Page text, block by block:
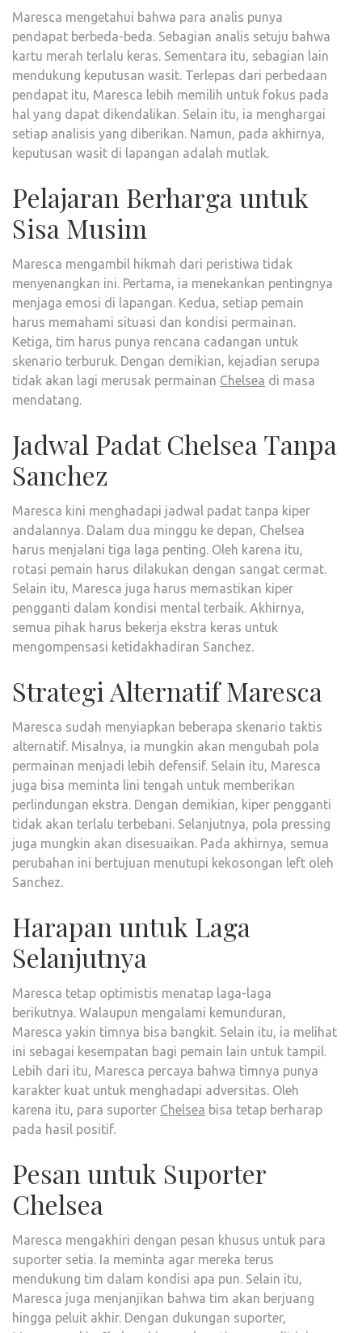
Maresca mengetahui bahwa para analis punya
pendapat berbeda-beda. Sebagian analis setuju bahwa
kartu merah terlalu keras. Sementara itu, sebagian lain
mendukung keputusan wasit. Terlepas dari perbedaan
pendapat itu, Maresca lebih memilih untuk fokus pada
hal yang dapat dikendalikan. Selain itu, ia menghargai
setiap analisis yang diberikan. Namun, pada akhirnya,
keputusan wasit di lapangan adalah mutlak.
Pelajaran Berharga untuk
Sisa Musim
Maresca mengambil hikmah dari peristiwa tidak
menyenangkan ini. Pertama, ia menekankan pentingnya
menjaga emosi di lapangan. Kedua, setiap pemain
harus memahami situasi dan kondisi permainan.
Ketiga, tim harus punya rencana cadangan untuk
skenario terburuk. Dengan demikian, kejadian serupa
tidak akan lagi merusak permainan Chelsea di masa
mendatang.
Jadwal Padat Chelsea Tanpa
Sanchez
Maresca kini menghadapi jadwal padat tanpa kiper
andalannya. Dalam dua minggu ke depan, Chelsea
harus menjalani tiga laga penting. Oleh karena itu,
rotasi pemain harus dilakukan dengan sangat cermat.
Selain itu, Maresca juga harus memastikan kiper
pengganti dalam kondisi mental terbaik. Akhirnya,
semua pihak harus bekerja ekstra keras untuk
mengompensasi ketidakhadiran Sanchez.
Strategi Alternatif Maresca
Maresca sudah menyiapkan beberapa skenario taktis
alternatif. Misalnya, ia mungkin akan mengubah pola
permainan menjadi lebih defensif. Selain itu, Maresca
juga bisa meminta lini tengah untuk memberikan
perlindungan ekstra. Dengan demikian, kiper pengganti
tidak akan terlalu terbebani. Selanjutnya, pola pressing
juga mungkin akan disesuaikan. Pada akhirnya, semua
perubahan ini bertujuan menutupi kekosongan left oleh
Sanchez.
Harapan untuk Laga
Selanjutnya
Maresca tetap optimistis menatap laga-laga
berikutnya. Walaupun mengalami kemunduran,
Maresca yakin timnya bisa bangkit. Selain itu, ia melihat
ini sebagai kesempatan bagi pemain lain untuk tampil.
Lebih dari itu, Maresca percaya bahwa timnya punya
karakter kuat untuk menghadapi adversitas. Oleh
karena itu, para suporter Chelsea bisa tetap berharap
pada hasil positif.
Pesan untuk Suporter
Chelsea
Maresca mengakhiri dengan pesan khusus untuk para
suporter setia. Ia meminta agar mereka terus
mendukung tim dalam kondisi apa pun. Selain itu,
Maresca juga menjanjikan bahwa tim akan berjuang
hingga peluit akhir. Dengan dukungan suporter,